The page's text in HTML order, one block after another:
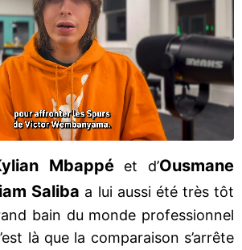
Mbappé et d’Ousmane
Saliba a lui aussi été très tôt
bain du monde professionnel
là que la comparaison s’arrête